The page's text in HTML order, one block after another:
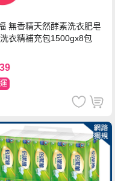
無香精天然酵素洗衣肥皂
衣精補充包1500gx8包